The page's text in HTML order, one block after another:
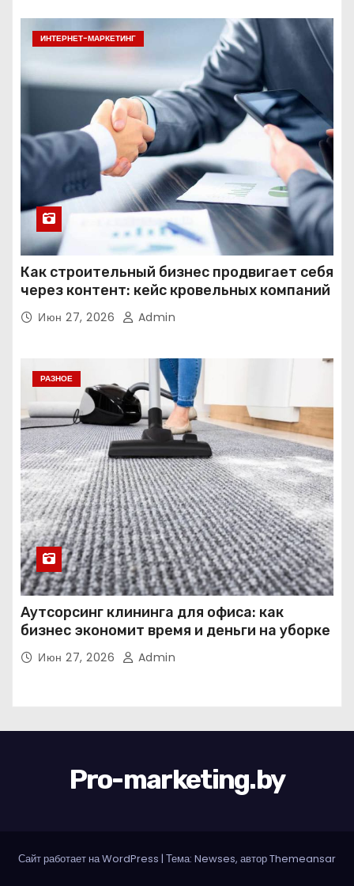
ИНТЕРНЕТ-МАРКЕТИНГ
Как строительный бизнес продвигает себя
через контент: кейс кровельных компаний
Июн 27, 2026 Admin
РАЗНОЕ
Аутсорсинг клининга для офиса: как
бизнес экономит время и деньги на уборке
Июн 27, 2026 Admin
Pro-marketing.by
Сайт работает на WordPress | Тема: Newses, авторThemeansar